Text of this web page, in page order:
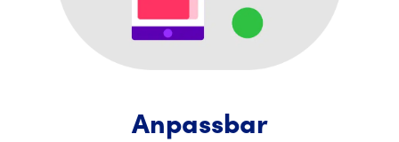
Anpassbar